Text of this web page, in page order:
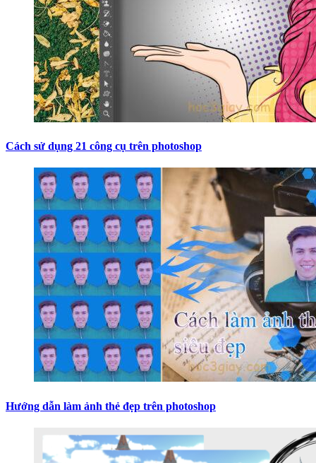
Cách sử dụng 21 công cụ trên photoshop
Hướng dẫn làm ảnh thẻ đẹp trên photoshop